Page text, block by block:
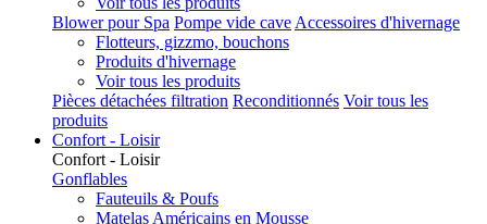
Blower pour Spa Pompe vide cave Accessoires d'hivernage
Flotteurs, gizzmo, bouchons
Produits d'hivernage
Voir tous les produits
Pièces détachées filtration Reconditionnés Voir tous les
produits
Confort - Loisir
Confort - Loisir
Gonflables
Fauteuils & Poufs
Matelas Américains en Mousse